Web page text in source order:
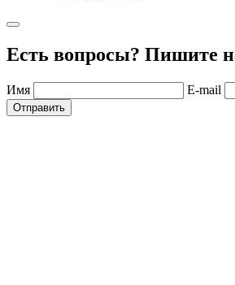
Есть вопросы? Пишите
Имя E-mail